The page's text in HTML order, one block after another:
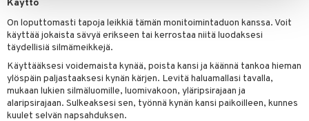
Käyttö
On loputtomasti tapoja leikkiä tämän monitoimintaduon kanssa. Voit
käyttää jokaista sävyä erikseen tai kerrostaa niitä luodaksesi
täydellisiä silmämeikkejä.
Käyttääksesi voidemaista kynää, poista kansi ja käännä tankoa hieman
ylöspäin paljastaaksesi kynän kärjen. Levitä haluamallasi tavalla,
mukaan lukien silmäluomille, luomivakoon, yläripsirajaan ja
alaripsirajaan. Sulkeaksesi sen, työnnä kynän kansi paikoilleen, kunnes
kuulet selvän napsahduksen.